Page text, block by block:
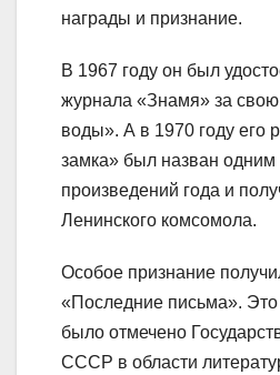
награды и признание.
В 1967 году он был
журнала «Знамя» за свою
воды». А в 1970 году его
замка» был назван одним
произведений года и
Ленинского комсомола.
Особое признание
«Последние письма».
было отмечено
СССР в области